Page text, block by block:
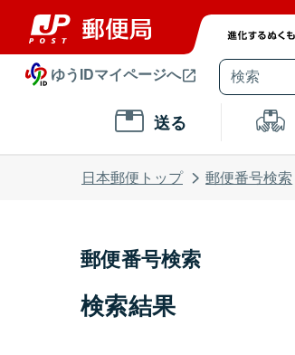
ゆうIDマイページへ
送る
日本郵便トップ 郵便番号検索
郵便番号検索
検索結果